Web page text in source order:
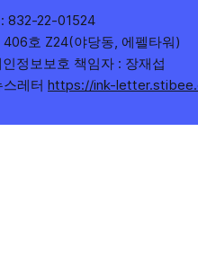
832-22-01524
호 Z24(야당동, 에펠타워)
정보보호 책임자 : 장재섭
레터 https://ink-